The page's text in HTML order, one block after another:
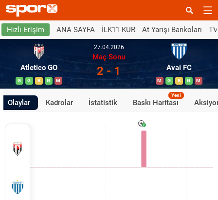
Hızlı Erişim ANA SAYFA İLK11 KUR At Yarışı Bankoları
Atletico GO
G G B G M
27.04.2026
Maç Sonu
2 - 1 Avai FC
M G B G M
Olaylar Kadrolar İstatistik Baskı Haritası
Yeni